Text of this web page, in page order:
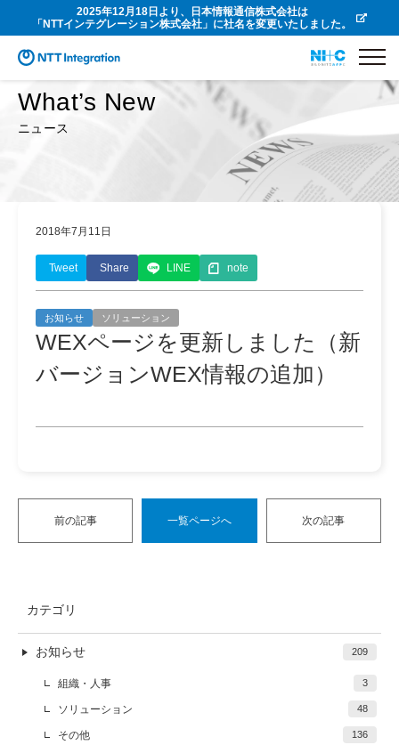
2025年12月18日より、日本情報通信株式会社は
「NTTインテグレーション株式会社」に社名を変更いたしました。
What’s New
ニュース
2018年7月11日
Tweet Share LINE note
お知らせ ソリューション
WEXページを更新しました（新
バージョンWEX情報の追加）
前の記事 一覧ページへ 次の記事
カテゴリ
お知らせ 209
組織・人事 3
ソリューション 48
その他 136